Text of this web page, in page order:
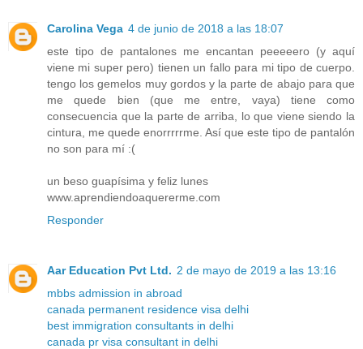
Carolina Vega 4 de junio de 2018 a las 18:07
este tipo de pantalones me encantan peeeeero (y aquí
viene mi super pero) tienen un fallo para mi tipo de cuerpo.
tengo los gemelos muy gordos y la parte de abajo para que
me quede bien (que me entre, vaya) tiene como
consecuencia que la parte de arriba, lo que viene siendo la
cintura, me quede enorrrrrme. Así que este tipo de pantalón
no son para mí :(
un beso guapísima y feliz lunes
www.aprendiendoaquererme.com
Responder
Aar Education Pvt Ltd. 2 de mayo de 2019 a las 13:16
mbbs admission in abroad
canada permanent residence visa delhi
best immigration consultants in delhi
canada pr visa consultant in delhi